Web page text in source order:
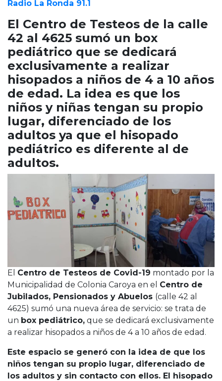
Cruz del Eje
La Carlota y zona
Laboulaye y sur
Bell Ville
Río Tercero
Despeñaderos
Radio La Ronda 91.1
El Centro de Testeos de la calle
42 al 4625 sumó un box
pediátrico que se dedicará
exclusivamente a realizar
hisopados a niños de 4 a 10 años
de edad. La idea es que los
niños y niñas tengan su propio
lugar, diferenciado de los
adultos ya que el hisopado
pediátrico es diferente al de
adultos.
El Centro de Testeos de Covid-19 montado por la
Municipalidad de Colonia Caroya en el Centro de
Jubilados, Pensionados y Abuelos (calle 42 al
4625) sumó una nueva área de servicio: se trata de
un box pediátrico, que se dedicará exclusivamente
a realizar hisopados a niños de 4 a 10 años de edad.
Este espacio se generó con la idea de que los
niños tengan su propio lugar, diferenciado de
los adultos y sin contacto con ellos. El hisopado